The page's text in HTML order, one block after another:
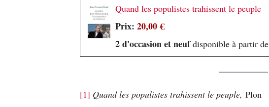
Quand les populistes trahissent le peuple
Prix: 20,00 €
2 d'occasion et neufdisponible à partir de
[1] Quand les populistes trahissent le peuple, Plon